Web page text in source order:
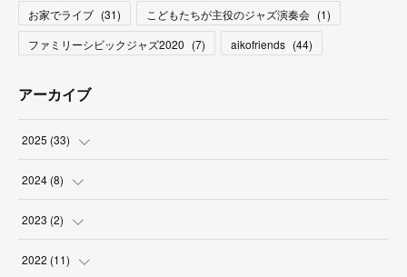
お家でライブ (31) こどもたちが主役のジャズ演奏会 (1)
ファミリーシビックジャズ2020 (7) aikofriends (44)
アーカイブ
2025 (33)
( )
( )
(2
2024 (8)
( )
(5
2023 (2)
(1
2022 (11)